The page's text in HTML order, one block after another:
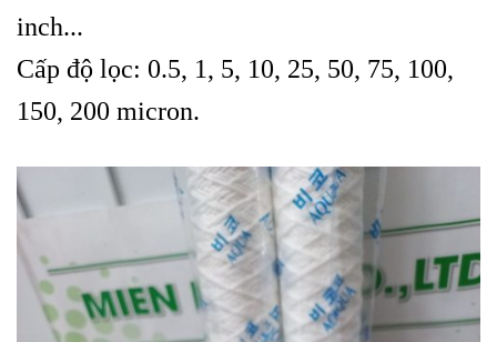
inch...
Cấp độ lọc: 0.5, 1, 5, 10, 25, 50, 75, 100,
150, 200 micron.